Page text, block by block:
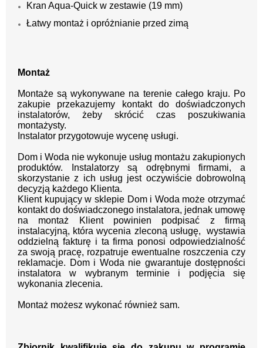
Kran Aqua-Quick w zestawie (19 mm)
Łatwy montaż i opróżnianie przed zimą
Montaż
Montaże są wykonywane na terenie całego kraju. Po
zakupie przekazujemy kontakt do doświadczonych
instalatorów, żeby skrócić czas poszukiwania
montażysty.
Instalator przygotowuje wycenę usługi.
Dom i Woda nie wykonuje usług montażu zakupionych
produktów. Instalatorzy są odrębnymi firmami, a
skorzystanie z ich usług jest oczywiście dobrowolną
decyzją każdego Klienta.
Klient kupujący w sklepie Dom i Woda może otrzymać
kontakt do doświadczonego instalatora, jednak umowę
na montaż Klient powinien podpisać z firmą
instalacyjną, która wycenia zleconą usługę, wystawia
oddzielną fakturę i ta firma ponosi odpowiedzialność
za swoją pracę, rozpatruje ewentualne roszczenia czy
reklamacje. Dom i Woda nie gwarantuje dostępności
instalatora w wybranym terminie i podjęcia się
wykonania zlecenia.
Montaż możesz wykonać również sam.